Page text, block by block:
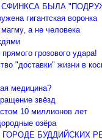
СФИНКСА БЫЛА
гигантская воронка
а не человека
грозового удара!
"доставки" жизни в
медицина?
звёзд
10 миллионов лет
озёра
ГОРОДЕ